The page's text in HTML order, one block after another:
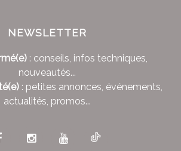
NEWSLETTER
: conseils, infos techniques,
nouveautés...
: petites annonces, événements,
actualités, promos...